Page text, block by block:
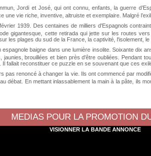
Jordi et José, qui ont connu, enfants, la guerre
vie riche, inventive, altruiste et exemplaire. Malgré
1939. Des centaines de milliers d'Espagnols
gigantesque, cette retirada qui jette sur les routes
les plages du sud de la France, la captivité, l'isolement, le
baigne dans une lumière insolite. Soixante dix
jaunies, brouillées et bien près d'être oubliées. Pendant
Il fallait reconstituer ce puzzle en se souvenant que ces
pas renoncé à changer la vie. Ils ont commencé par
débat. En mettant inlassablement la main à la pâte, ils
MEDIAS POUR LA PROMOTION
VISIONNER LA BANDE ANNONCE